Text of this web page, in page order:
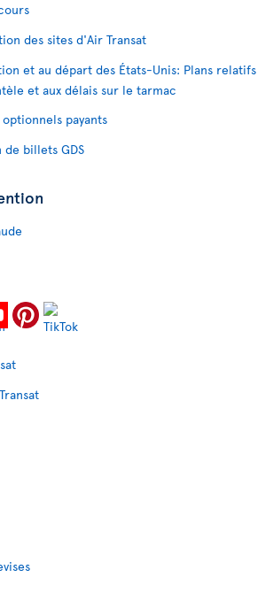
des sites d'Air Transat
et au départ des États-Unis: Plans relatifs
et aux délais sur le tarmac
payants
de billets GDS